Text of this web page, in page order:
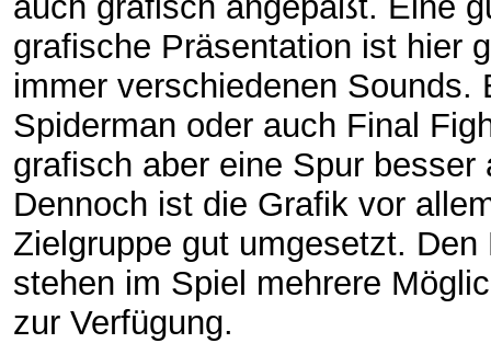
grafische Präsentation ist hier
immer verschiedenen Sounds.
Spiderman oder auch Final
grafisch aber eine Spur besser
Dennoch ist die Grafik vor
Zielgruppe gut umgesetzt. Den
stehen im Spiel mehrere
zur Verfügung.